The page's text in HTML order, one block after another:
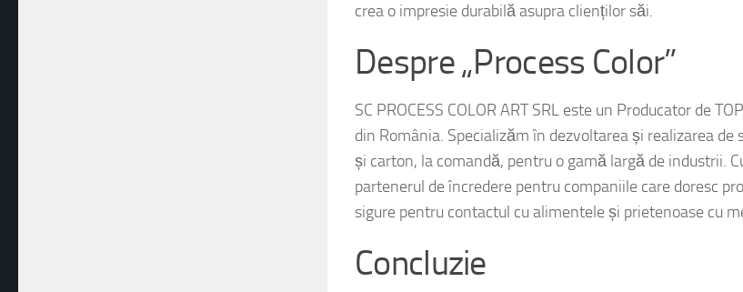
crea o impresie durabilă asupra clienților săi.
Despre „Process Color”
SC PROCESS COLOR ART SRL este un Producator de
din România. Specializăm în dezvoltarea și realizarea de
și carton, la comandă, pentru o gamă largă de industrii.
partenerul de încredere pentru companiile care doresc
sigure pentru contactul cu alimentele și prietenoase cu
Concluzie